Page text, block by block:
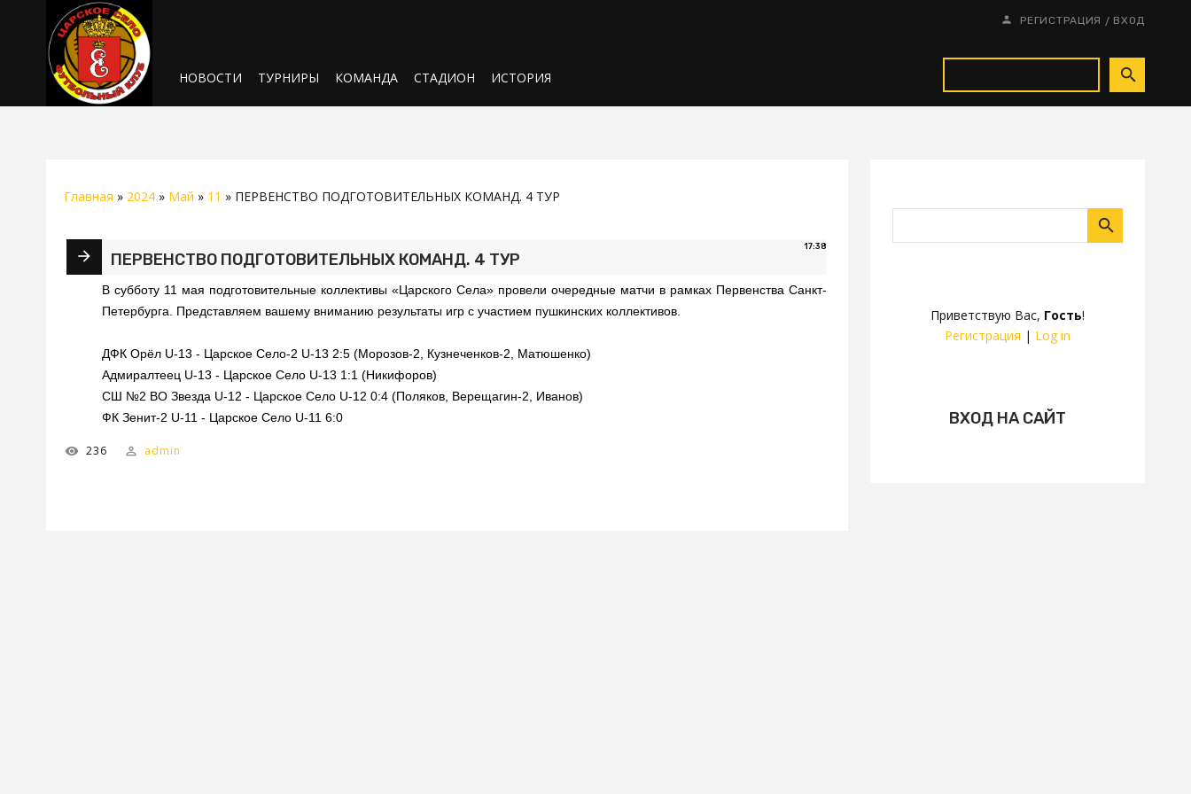
РЕГИСТРАЦИЯ / ВХОД
НОВОСТИ ТУРНИРЫ КОМАНДА СТАДИОН ИСТОРИЯ
Приветствую Вас, Гость!
Регистрация | Log in
ВХОД НА САЙТ
Главная » 2024 » Май » 11 » ПЕРВЕНСТВО ПОДГОТОВИТЕЛЬНЫХ КОМАНД. 4 ТУР
17:38
ПЕРВЕНСТВО ПОДГОТОВИТЕЛЬНЫХ КОМАНД. 4 ТУР
В субботу 11 мая подготовительные коллективы «Царского Села» провели очередные матчи в рамках Первенства Санкт-
Петербурга. Представляем вашему вниманию результаты игр с участием пушкинских коллективов.
ДФК Орёл U-13 - Царское Село-2 U-13 2:5 (Морозов-2, Кузнеченков-2, Матюшенко)
Адмиралтеец U-13 - Царское Село U-13 1:1 (Никифоров)
СШ №2 ВО Звезда U-12 - Царское Село U-12 0:4 (Поляков, Верещагин-2, Иванов)
ФК Зенит-2 U-11 - Царское Село U-11 6:0
236 admin